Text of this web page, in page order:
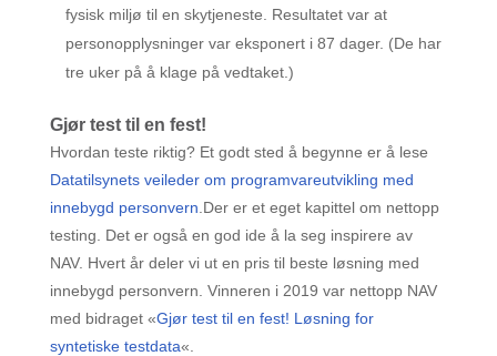
fysisk miljø til en skytjeneste. Resultatet var at
personopplysninger var eksponert i 87 dager. (De har
tre uker på å klage på vedtaket.)
Gjør test til en fest!
Hvordan teste riktig? Et godt sted å begynne er å lese
Datatilsynets veileder om programvareutvikling med
innebygd personvern .Der er et eget kapittel om nettopp
testing. Det er også en god ide å la seg inspirere av
NAV. Hvert år deler vi ut en pris til beste løsning med
innebygd personvern. Vinneren i 2019 var nettopp NAV
med bidraget «Gjør test til en fest! Løsning for
syntetiske testdata«.